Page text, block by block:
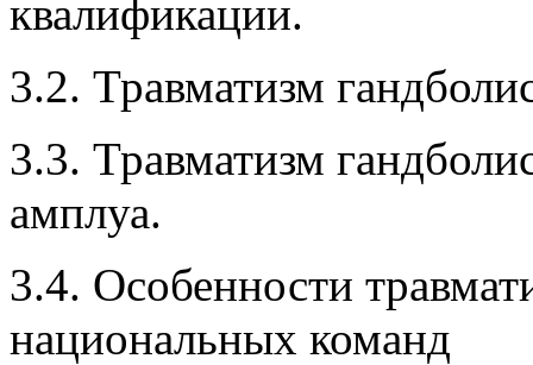
квалификации.
3.2. Травматизм
3.3. Травматизм
амплуа.
3.4. Особенности
национальных команд